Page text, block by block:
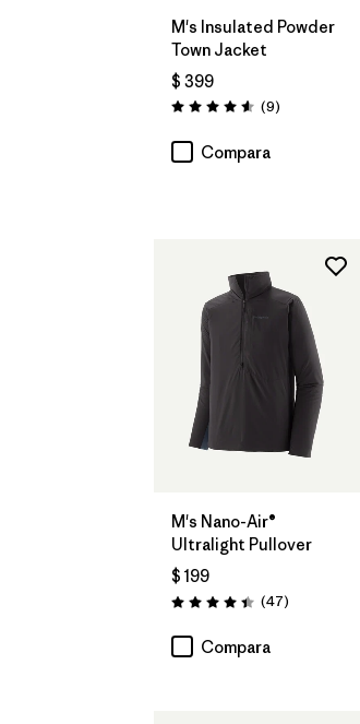
M's Insulated Powder
Town Jacket
$ 399
Valoración: 4.6 / 5
(9Comentarios
)
Compara
M's Nano-Air®
Ultralight Pullover
$ 199
Valoración: 4.4 / 5
(47Comentarios
)
Compara